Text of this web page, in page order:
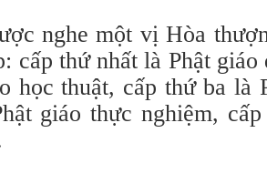
nghe một vị Hòa
cấp thứ nhất là Phật
học thuật, cấp thứ ba là
giáo thực nghiệm,